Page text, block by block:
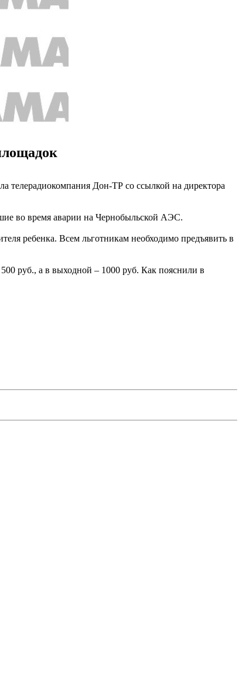
телерадиокомпания Дон-ТР со ссылкой на директора
во время аварии на Чернобыльской АЭС.
ребенка. Всем льготникам необходимо предъявить в
руб., а в выходной – 1000 руб. Как пояснили в